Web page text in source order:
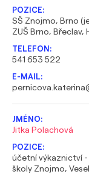
SŠ Znojmo, Brno
ZUŠ Brno, Břeclav,
541 653 522
Jitka Polachová
účetní výkaznictví -
školy Znojmo,